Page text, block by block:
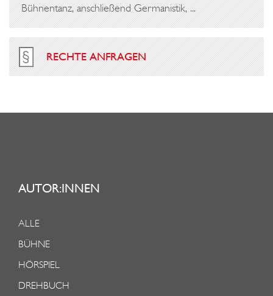
Bühnentanz, anschließend Germanistik, ...
RECHTE ANFRAGEN
AUTOR:INNEN
ALLE
BÜHNE
HÖRSPIEL
DREHBUCH